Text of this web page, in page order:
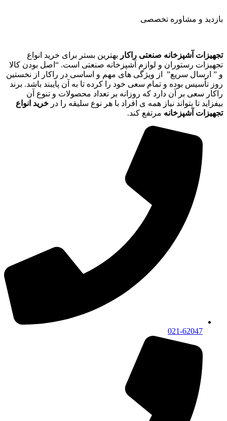
بازدید و مشاوره تخصصی
تجهیزات آشپزخانه صنعتی راکار بهترین بستر برای خرید انواع
تجهیزات رستوران و لوازم آشپزخانه صنعتی است. “اصل بودن کالا
و ” ارسال سریع” از ویژگی های مهم و اساسی در راکار از نخستین
روز تأسیس بوده و تمام سعی خود را کرده تا به آن پایبند باشد. برند
راکار سعی بر آن دارد که روزانه بر تعداد محصولات و تنوع آن
بیفزاید تا بتواند نیاز همه ی افراد با هر نوع سلیقه را در خرید انواع
تجهیزات آشپزخانه مرتفع کند.
021-62047